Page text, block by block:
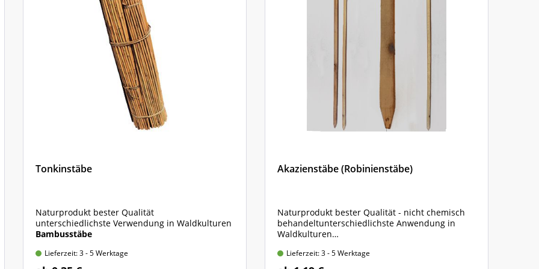
Tonkinstäbe
Naturprodukt bester Qualität
unterschiedlichste Verwendung in Waldkulturen
Bambusstäbe
Lieferzeit: 3 - 5 Werktage
Akazienstäbe (Robinienstäbe)
Naturprodukt bester Qualität - nicht chemisch
behandeltunterschiedlichste Anwendung in
Waldkulturen
Lieferzeit: 3 - 5 Werktage